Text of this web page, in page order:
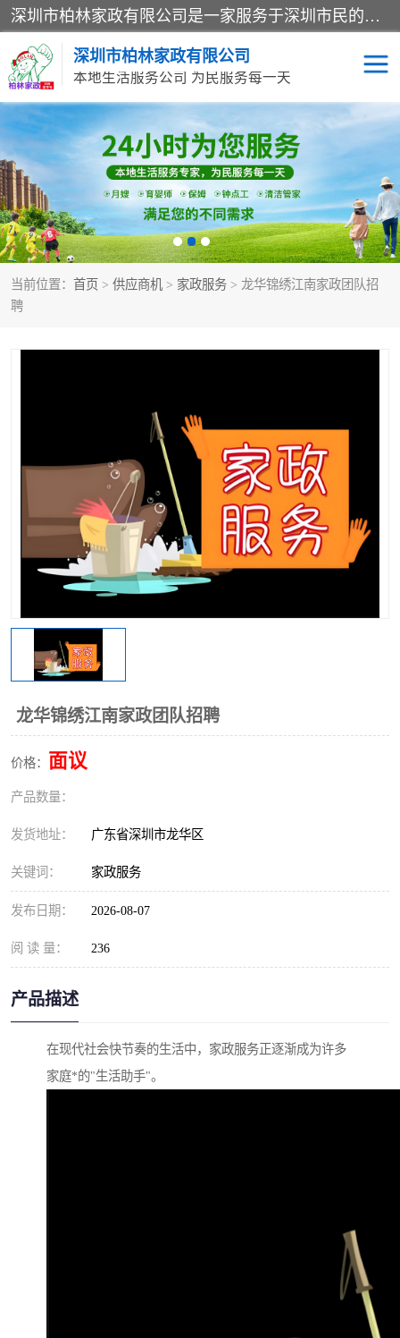
深圳市柏林家政有限公司是一家服务于深圳市民的专业家政公司。致力于为客户提供高质量、多维度的家庭服务，包括养老、母婴、月嫂育婴早教、康复理疗、家电清洗和保洁等方面的专业服务。
深圳市柏林家政有限公司
本地生活服务公司 为民服务每一天
当前位置： 首页 > 供应商机 > 家政服务 > 龙华锦绣江南家政团队招
聘
龙华锦绣江南家政团队招聘
价格： 面议
产品数量：
发货地址： 广东省深圳市龙华区
关键词： 家政服务
发布日期： 2026-08-07
阅 读 量： 236
产品描述
在现代社会快节奏的生活中，家政服务正逐渐成为许多
家庭*的"生活助手"。
家居保洁 护工月嫂
家庭保姆 家政服务